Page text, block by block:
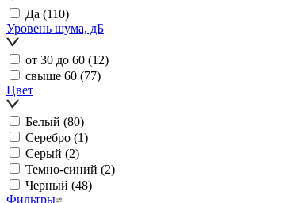
Да (110)
Уровень шума, дБ
от 30 до 60 (12)
свыше 60 (77)
Цвет
Белый (80)
Серебро (1)
Серый (2)
Темно-синий (2)
Черный (48)
Фильтры